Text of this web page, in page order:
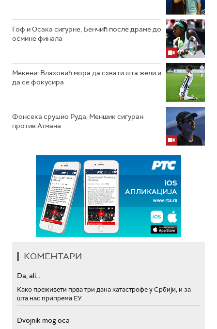
Гоф и Осака сигурне, Бенчић после драме до
осмине финала
Мекени: Влаховић мора да схвати шта жели и
да се фокусира
Фонсека срушио Руда, Меншик сигуран
против Атмана
КОМЕНТАРИ
Da, ali...
Како преживети прва три дана катастрофе у Србији, и за
шта нас припрема ЕУ
Dvojnik mog oca